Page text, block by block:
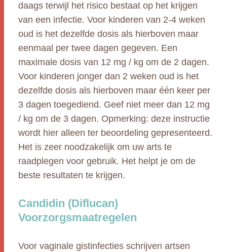
daags terwijl het risico bestaat op het krijgen
van een infectie. Voor kinderen van 2-4 weken
oud is het dezelfde dosis als hierboven maar
eenmaal per twee dagen gegeven. Een
maximale dosis van 12 mg / kg om de 2 dagen.
Voor kinderen jonger dan 2 weken oud is het
dezelfde dosis als hierboven maar één keer per
3 dagen toegediend. Geef niet meer dan 12 mg
/ kg om de 3 dagen. Opmerking: deze instructie
wordt hier alleen ter beoordeling gepresenteerd.
Het is zeer noodzakelijk om uw arts te
raadplegen voor gebruik. Het helpt je om de
beste resultaten te krijgen.
Candidin (Diflucan)
Voorzorgsmaatregelen
Voor vaginale gistinfecties schrijven artsen